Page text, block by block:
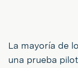
La mayoría de
una prueba